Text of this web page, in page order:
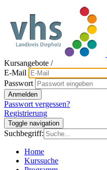
Kursangebote /
E-Mail
Passwort
Anmelden
Passwort vergessen?
Registrierung
Toggle navigation
Suchbegriff:
Home
Kurssuche